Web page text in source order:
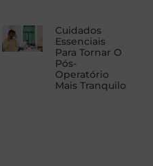
Cuidados
Essenciais
Para Tornar O
Pós-
Operatório
Mais Tranquilo